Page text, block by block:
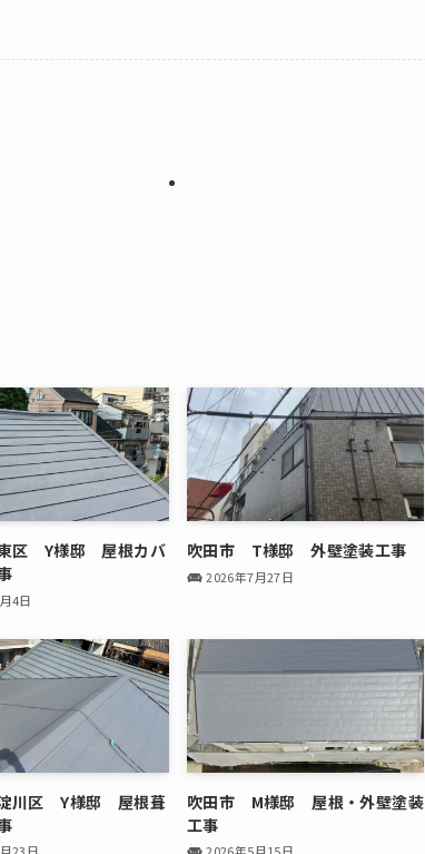
区 Y様邸 屋根カバ
4日
吹田市 T様邸 外壁塗装工事
2026年7月27日
川区 Y様邸 屋根葺
吹田市 M様邸 屋根・外壁塗装
工事